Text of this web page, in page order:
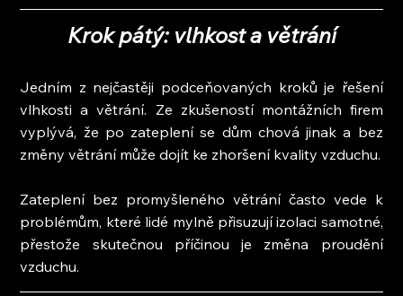
Krok pátý: vlhkost a větrání
Jedním z nejčastěji podceňovaných kroků je řešení
vlhkosti a větrání. Ze zkušeností montážních firem
vyplývá, že po zateplení se dům chová jinak a bez
změny větrání může dojít ke zhoršení kvality vzduchu.
Zateplení bez promyšleného větrání často vede k
problémům, které lidé mylně přisuzují izolaci samotné,
přestože skutečnou příčinou je změna proudění
vzduchu.